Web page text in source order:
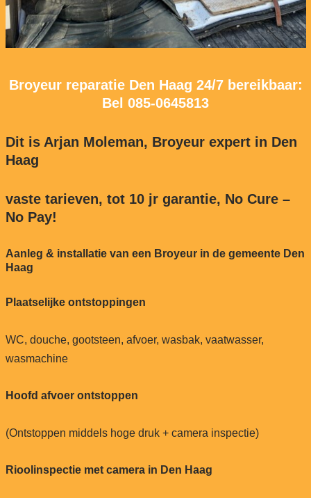
Broyeur reparatie Den Haag 24/7 bereikbaar:
Bel 085-0645813
Dit is Arjan Moleman, Broyeur expert in Den
Haag
vaste tarieven, tot 10 jr garantie, No Cure –
No Pay!
Aanleg & installatie van een Broyeur in de gemeente Den
Haag
Plaatselijke ontstoppingen
WC, douche, gootsteen, afvoer, wasbak, vaatwasser,
wasmachine
Hoofd afvoer ontstoppen
(Ontstoppen middels hoge druk + camera inspectie)
Rioolinspectie met camera in Den Haag